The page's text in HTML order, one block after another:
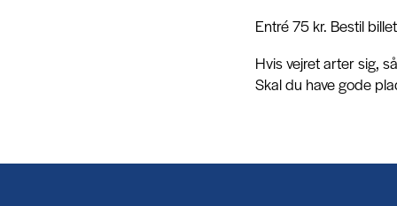
Entré 75 kr. Bestil
Hvis vejret arter sig,
Skal du have gode